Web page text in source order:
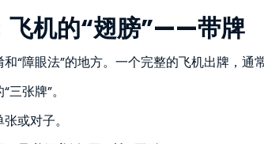
飞机的“翅膀”——带牌
“障眼法”的地方。一个完整的飞机出牌，通
三张牌”。
或对子。